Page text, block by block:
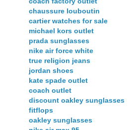
chaussure louboutin
cartier watches for sale
michael kors outlet
prada sunglasses
nike air force white
true religion jeans
jordan shoes
kate spade outlet
coach outlet
discount oakley sunglasses
fitflops
oakley sunglasses